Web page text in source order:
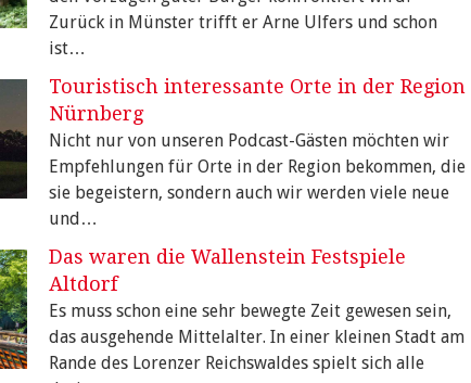
Zurück in Münster trifft er Arne Ulfers und schon
ist…
Touristisch interessante Orte in der Region
Nürnberg
Nicht nur von unseren Podcast-Gästen möchten wir
Empfehlungen für Orte in der Region bekommen, die
sie begeistern, sondern auch wir werden viele neue
und…
Das waren die Wallenstein Festspiele
Altdorf
Es muss schon eine sehr bewegte Zeit gewesen sein,
das ausgehende Mittelalter. In einer kleinen Stadt am
Rande des Lorenzer Reichswaldes spielt sich alle